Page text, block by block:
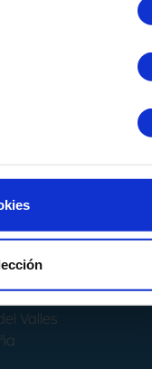
Valles